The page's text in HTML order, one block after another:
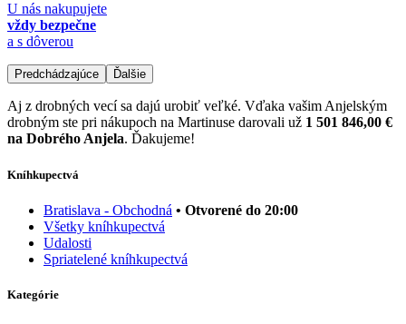
U nás nakupujete
vždy bezpečne
a s dôverou
Predchádzajúce Ďalšie
Aj z drobných vecí sa dajú urobiť veľké. Vďaka vašim Anjelským
drobným ste pri nákupoch na Martinuse darovali už 1 501 846,00 €
na Dobrého Anjela. Ďakujeme!
Kníhkupectvá
Bratislava - Obchodná • Otvorené do 20:00
Všetky kníhkupectvá
Udalosti
Spriatelené kníhkupectvá
Kategórie